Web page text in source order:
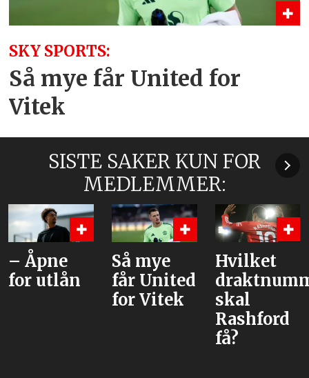
SKY SPORTS:
Så mye får United for
Vitek
SISTE SAKER KUN FOR
MEDLEMMER:
Så mye
får United
Hvilket
draktnummer
skal
–
tror han
kan